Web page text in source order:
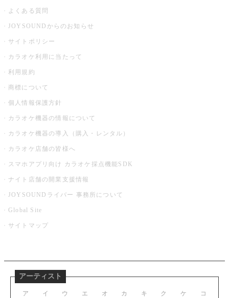
よくある質問
JOYSOUNDからのお知らせ
サイトポリシー
カラオケ利用に当たって
利用規約
商標について
個人情報保護方針
カラオケ機器の情報について
カラオケ機器の導入（購入・レンタル）
カラオケ店舗の皆様へ
スマホアプリ向け カラオケ採点機能SDK
ナイト店舗の開業支援情報
JOYSOUNDライバー 事務所について
Global Site
サイトマップ
アーティスト
ア イ ウ エ オ カ キ ク ケ コ